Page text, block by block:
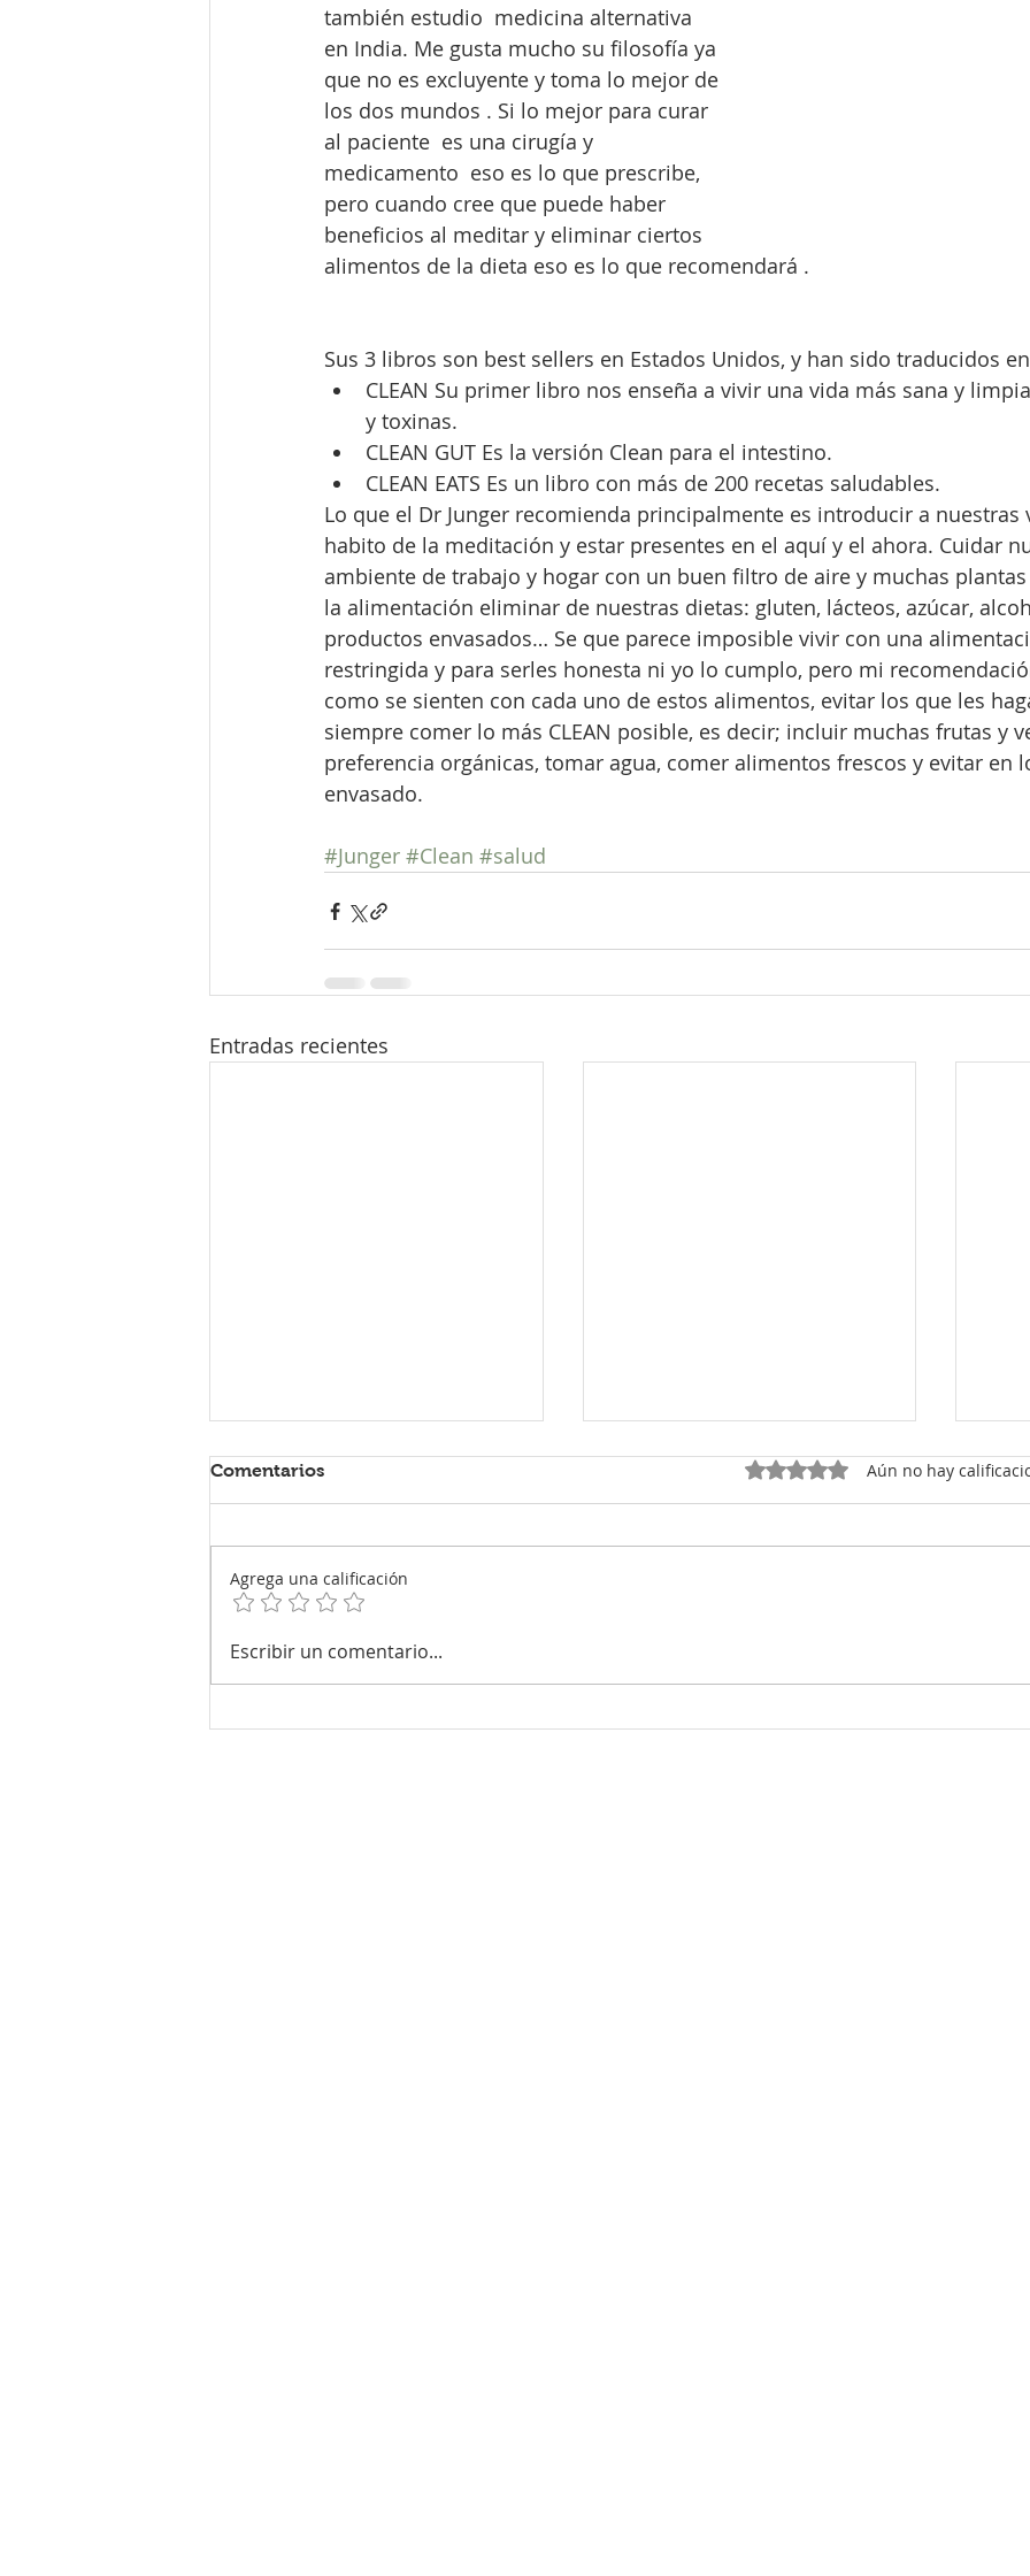
también estudio  medicina alternativa
en India. Me gusta mucho su filosofía ya
que no es excluyente y toma lo mejor de
los dos mundos . Si lo mejor para curar
al paciente  es una cirugía y
medicamento  eso es lo que prescribe,
pero cuando cree que puede haber
beneficios al meditar y eliminar ciertos
alimentos de la dieta eso es lo que recomendará .
Sus 3 libros son best sellers en Estados Unidos, y han sido traducidos
CLEAN Su primer libro nos enseña a vivir una vida más sana y
y toxinas.
CLEAN GUT Es la versión Clean para el intestino.
CLEAN EATS Es un libro con más de 200 recetas saludables.
Lo que el Dr Junger recomienda principalmente es introducir a nuestras
habito de la meditación y estar presentes en el aquí y el ahora. Cuidar
ambiente de trabajo y hogar con un buen filtro de aire y muchas
la alimentación eliminar de nuestras dietas: gluten, lácteos, azúcar,
productos envasados… Se que parece imposible vivir con una
restringida y para serles honesta ni yo lo cumplo, pero mi
como se sienten con cada uno de estos alimentos, evitar los que les
siempre comer lo más CLEAN posible, es decir; incluir muchas frutas y
preferencia orgánicas, tomar agua, comer alimentos frescos y evitar en
envasado.
#Junger #Clean #salud
Entradas recientes
Los niños necesitan más
carbohidratos que proteína
⚡️
CARBOHIDRATOS QUE
PROTEÍNA
No
Comentarios Obtuvo 0 de 5 estrellas.
Aún no hay
Agrega una calificación
Escribir un comentario...